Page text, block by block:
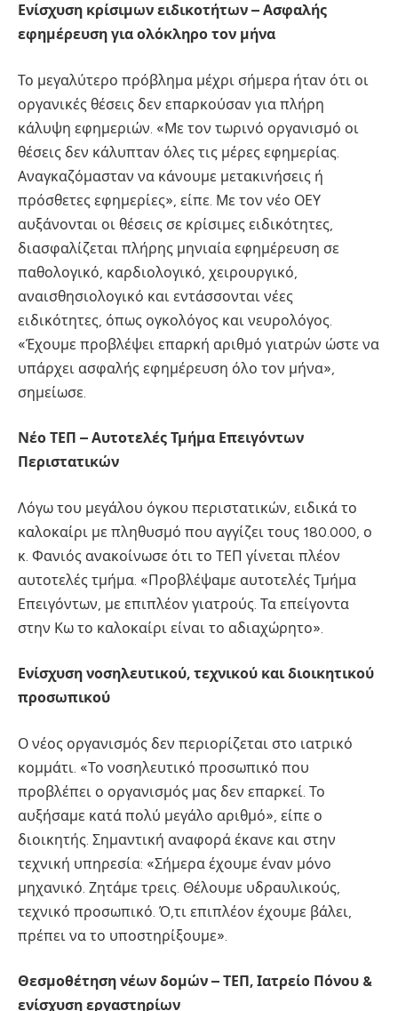
Ενίσχυση κρίσιμων ειδικοτήτων – Ασφαλής
εφημέρευση για ολόκληρο τον μήνα
Το μεγαλύτερο πρόβλημα μέχρι σήμερα ήταν ότι οι
οργανικές θέσεις δεν επαρκούσαν για πλήρη
κάλυψη εφημεριών. «Με τον τωρινό οργανισμό οι
θέσεις δεν κάλυπταν όλες τις μέρες εφημερίας.
Αναγκαζόμασταν να κάνουμε μετακινήσεις ή
πρόσθετες εφημερίες», είπε. Με τον νέο ΟΕΥ
αυξάνονται οι θέσεις σε κρίσιμες ειδικότητες,
διασφαλίζεται πλήρης μηνιαία εφημέρευση σε
παθολογικό, καρδιολογικό, χειρουργικό,
αναισθησιολογικό και εντάσσονται νέες
ειδικότητες, όπως ογκολόγος και νευρολόγος.
«Έχουμε προβλέψει επαρκή αριθμό γιατρών ώστε να
υπάρχει ασφαλής εφημέρευση όλο τον μήνα»,
σημείωσε.
Νέο ΤΕΠ – Αυτοτελές Τμήμα Επειγόντων
Περιστατικών
Λόγω του μεγάλου όγκου περιστατικών, ειδικά το
καλοκαίρι με πληθυσμό που αγγίζει τους 180.000, ο
κ. Φανιός ανακοίνωσε ότι το ΤΕΠ γίνεται πλέον
αυτοτελές τμήμα. «Προβλέψαμε αυτοτελές Τμήμα
Επειγόντων, με επιπλέον γιατρούς. Τα επείγοντα
στην Κω το καλοκαίρι είναι το αδιαχώρητο».
Ενίσχυση νοσηλευτικού, τεχνικού και διοικητικού
προσωπικού
Ο νέος οργανισμός δεν περιορίζεται στο ιατρικό
κομμάτι. «Το νοσηλευτικό προσωπικό που
προβλέπει ο οργανισμός μας δεν επαρκεί. Το
αυξήσαμε κατά πολύ μεγάλο αριθμό», είπε ο
διοικητής. Σημαντική αναφορά έκανε και στην
τεχνική υπηρεσία: «Σήμερα έχουμε έναν μόνο
μηχανικό. Ζητάμε τρεις. Θέλουμε υδραυλικούς,
τεχνικό προσωπικό. Ό,τι επιπλέον έχουμε βάλει,
πρέπει να το υποστηρίξουμε».
Θεσμοθέτηση νέων δομών – ΤΕΠ, Ιατρείο Πόνου &
ενίσχυση εργαστηρίων